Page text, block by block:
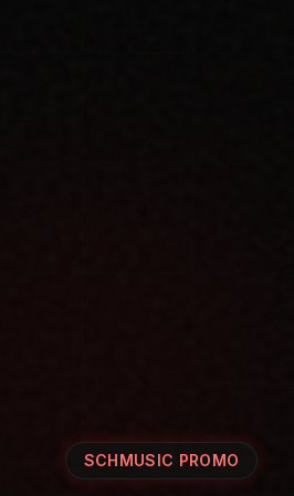
SCHMUSIC PROMO